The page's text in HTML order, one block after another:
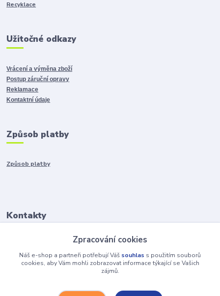
Recyklace
Užitočné odkazy
Vrácení a výměna zboží
Postup záruční opravy
Reklamace
Kontaktní údaje
Způsob platby
Způsob platby
Kontakty
Po-Pia 8:00-15:00
Zpracování cookies
Náš e-shop a partneři potřebují Váš souhlas s použitím souborů
cookies, aby Vám mohli zobrazovat informace týkající se Vašich
zájmů.